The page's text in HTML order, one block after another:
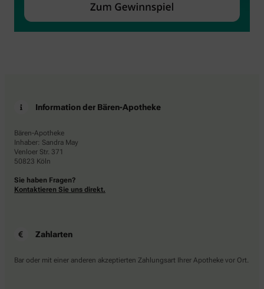
Information der Bären-Apotheke
Bären-Apotheke
Inhaber: Sandra May
Venloer Str. 371
50823 Köln
Sie haben Fragen?
Kontaktieren Sie uns direkt.
Zahlarten
Bar oder mit einer anderen akzeptierten Zahlungsart Ihrer Apotheke vor Ort.